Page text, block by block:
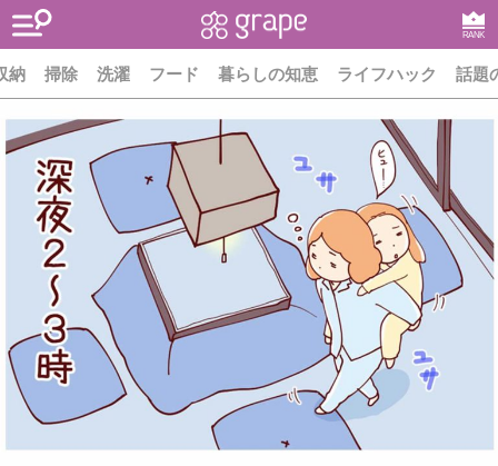
RANK
納 掃除 洗濯 フード 暮らしの知恵 ライフハック 話題